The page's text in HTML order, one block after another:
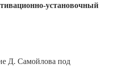
установочный
Д. Самойлова под